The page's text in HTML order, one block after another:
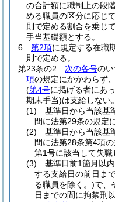
の合計額に職制上の段
める職員の区分に応じ
則で定める割合を乗じ
手当基礎額とする。
6
第2項に規定する在職
則で定める。
第23条の2
次の各号のい
項の規定にかかわらず、
(第4号に掲げる者にあ
期末手当)は支給しない。
(1)
基準日から当該基
間に法第29条の規定
(2)
基準日から当該基
間に法第28条第4項
第1号に該当して失
(3)
基準日前1箇月以
する支給日の前日ま
る職員を除く。)で、
日までの間に拘禁刑